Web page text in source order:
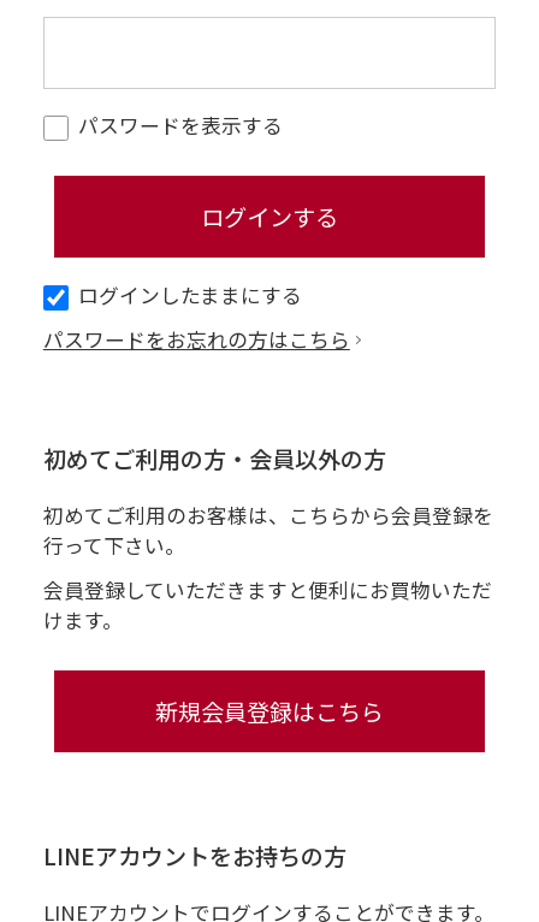
パスワードを表示する
ログインしたままにする
パスワードをお忘れの方はこちら
初めてご利用の方・会員以外の方
初めてご利用のお客様は、こちらから会員登録を
行って下さい。
会員登録していただきますと便利にお買物いただ
けます。
LINEアカウントをお持ちの方
LINEアカウントでログインすることができます。